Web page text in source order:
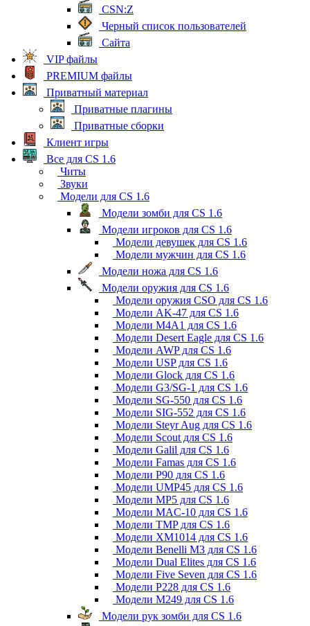
CSN:Z
Черный список пользователей
Сайта
VIP файлы
PREMIUM файлы
Приватный материал
Приватные плагины
Приватные сборки
Клиент игры
Все для CS 1.6
Читы
Звуки
Модели для CS 1.6
Модели зомби для CS 1.6
Модели игроков для CS 1.6
Модели девушек для CS 1.6
Модели мужчин для CS 1.6
Модели ножа для CS 1.6
Модели оружия для CS 1.6
Модели оружия CSO для CS 1.6
Модели AK-47 для CS 1.6
Модели M4A1 для CS 1.6
Модели Desert Eagle для CS 1.6
Модели AWP для CS 1.6
Модели USP для CS 1.6
Модели Glock для CS 1.6
Модели G3/SG-1 для CS 1.6
Модели SG-550 для CS 1.6
Модели SIG-552 для CS 1.6
Модели Steyr Aug для CS 1.6
Модели Scout для CS 1.6
Модели Galil для CS 1.6
Модели Famas для CS 1.6
Модели P90 для CS 1.6
Модели UMP45 для CS 1.6
Модели MP5 для CS 1.6
Модели MAC-10 для CS 1.6
Модели TMP для CS 1.6
Модели XM1014 для CS 1.6
Модели Benelli M3 для CS 1.6
Модели Dual Elites для CS 1.6
Модели Five Seven для CS 1.6
Модели P228 для CS 1.6
Модели M249 для CS 1.6
Модели рук зомби для CS 1.6